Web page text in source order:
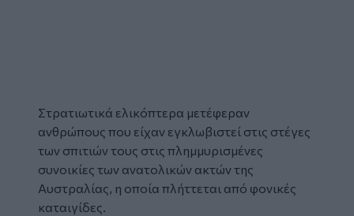
Στρατιωτικά ελικόπτερα μετέφεραν
ανθρώπους που είχαν εγκλωβιστεί στις στέγες
των σπιτιών τους στις πλημμυρισμένες
συνοικίες των ανατολικών ακτών της
Αυστραλίας, η οποία πλήττεται από φονικές
καταιγίδες.